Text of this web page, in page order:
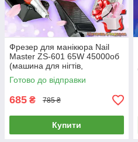
Фрезер для манікюра Nail
Master ZS-601 65W 45000об
(машина для нігтів,
шліфування лака, makeup,
насадки фрези)
Готово до відправки
685 ₴ 785 ₴
Купити